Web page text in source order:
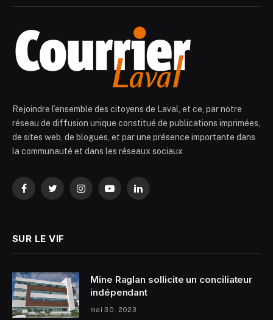
Rejoindre l’ensemble des citoyens de Laval, et ce, par notre
réseau de diffusion unique constitué de publications imprimées,
de sites web, de blogues, et par une présence importante dans
la communauté et dans les réseaux sociaux
FacebookTwitterInstagramYouTubeLinkedIn
SUR LE VIF
Mine Raglan sollicite un conciliateur
indépendant
mai 30, 2023